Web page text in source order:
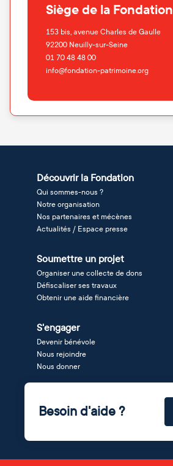
Siège de la Fondation
153 bis, avenue Charles de Gaulle
92200 Neuilly-sur-Seine
01 70 48 48 00
info@fondation-patrimoine.org
Découvrir la Fondation
Qui sommes-nous ?
Notre organisation
Nos partenaires et mécènes
Actualités / Espace presse
Soumettre un projet
Organiser une collecte de dons
Défiscaliser ses travaux
Obtenir une aide financière
S'engager
Devenir bénévole
Nous rejoindre
Nous donner
Besoin d'aide ?